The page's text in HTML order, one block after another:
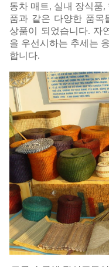
동차 매트, 실내 장식품
품과 같은 다양한 품목
상품이 되었습니다. 자
을 우선시하는 추세는
합니다.